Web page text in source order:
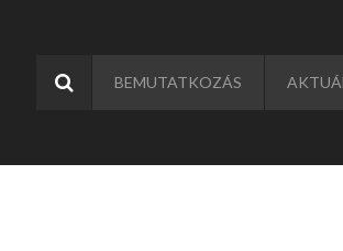
BEMUTATKOZÁS